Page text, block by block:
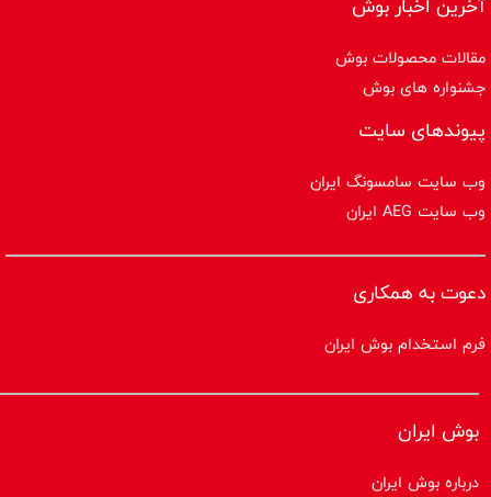
مقالات محصولات بوش
جشنواره های بوش
پیوندهای سایت
وب سایت سامسونگ ایران
وب سایت AEG ایران
دعوت به همکاری
فرم استخدام بوش ایران
بوش ایران
درباره بوش ایران